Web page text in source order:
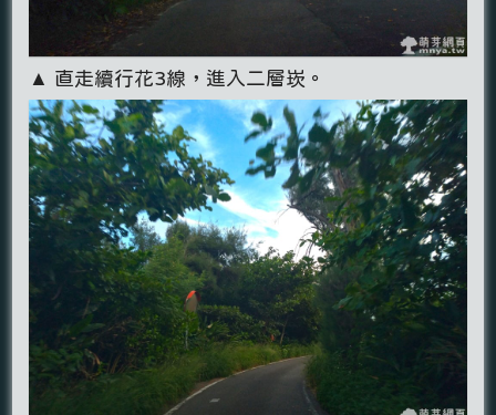
▲ 直走續行花3線，進入二層崁。